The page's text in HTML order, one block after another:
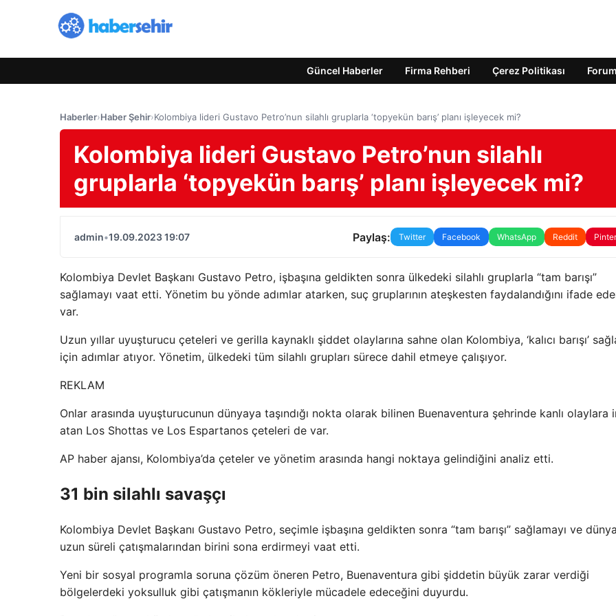
Güncel Haberler Firma Rehberi Çerez Politikası Forum
Haberler›Haber Şehir›Kolombiya lideri Gustavo Petro’nun silahlı gruplarla ‘topyekün barış’ planı işleyecek mi?
Kolombiya lideri Gustavo Petro’nun silahlı
gruplarla ‘topyekün barış’ planı işleyecek mi?
admin•19.09.2023 19:07 Paylaş: Twitter Facebook WhatsApp Reddit
Kolombiya Devlet Başkanı Gustavo Petro, işbaşına geldikten sonra ülkedeki silahlı gruplarla “tam barışı”
sağlamayı vaat etti. Yönetim bu yönde adımlar atarken, suç gruplarının ateşkesten faydalandığını ifade
var.
Uzun yıllar uyuşturucu çeteleri ve gerilla kaynaklı şiddet olaylarına sahne olan Kolombiya, ‘kalıcı barışı’
için adımlar atıyor. Yönetim, ülkedeki tüm silahlı grupları sürece dahil etmeye çalışıyor.
REKLAM
Onlar arasında uyuşturucunun dünyaya taşındığı nokta olarak bilinen Buenaventura şehrinde kanlı olaylara
atan Los Shottas ve Los Espartanos çeteleri de var.
AP haber ajansı, Kolombiya’da çeteler ve yönetim arasında hangi noktaya gelindiğini analiz etti.
31 bin silahlı savaşçı
Kolombiya Devlet Başkanı Gustavo Petro, seçimle işbaşına geldikten sonra “tam barışı” sağlamayı ve
uzun süreli çatışmalarından birini sona erdirmeyi vaat etti.
Yeni bir sosyal programla soruna çözüm öneren Petro, Buenaventura gibi şiddetin büyük zarar verdiği
bölgelerdeki yoksulluk gibi çatışmanın kökleriyle mücadele edeceğini duyurdu.